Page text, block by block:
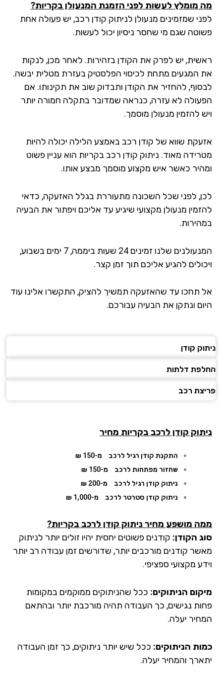
מה מומלץ לעשות לפני הזמנת המנעולן בקריות?
לפני שמזמינים מנעולן לניתוק קודן רכב, יש פעולה אחת
פשוטה שגם מי שחסר ניסיון יכול לעשות.
ראשית, יש לפרק את הקודן בזהירות. לאחר מכן, לנקות
את המגעים מתחת לכיסוי הפלסטיק בעזרת מטלית יבשה.
לבסוף, להחזיר את הקודן ותבדוק שוב את תקינותו. אם
הפעולה לא עזרה, כנראה שמדובר בתקלה חמורה יותר
ויש להזמין מנעולן מוסמך.
אזעקת שווא של קודן רכב באמצע הלילה יכולה להיות
מטרידה מאוד. ניתוק קודן רכב בקריות הוא עניין פשוט
ומהיר כאשר איש מקצוע מוסמך מבצע אותו.
לכן, לפני שכל השכונה מתעוררת בגלל האזעקה, כדאי
להזמין מנעולן מקצועי שיגיע עד אליכם ויפתור את הבעיה
במהירות.
המנעולנים שלנו זמינים 24 שעות ביממה, 7 ימים בשבוע,
ויכולים להגיע אליכם תוך זמן קצר.
אל תחכו עד שהאזעקה תמשיך להציק, התקשרו אלינו עוד
היום ונתקן את הבעיה עבורכם.
ניתוק קודן
החלפת דלתות
פריצת רכב
ניתוק קודן לרכב בקריות מחיר
התקנת קודן רגיל לרכב
מ-150 ₪
שחזור מפתחות לרכב
מ-150 ₪
ניתוק קודן רגיל לרכב
מ-200 ₪
ניתוק קודן סטרטר לרכב
מ-1,000 ₪
ממה מושפע מחיר ניתוק קודן לרכב בקריות?
סוג הקודן: קודנים פשוטים יחסית יהיו זולים יותר לניתוק
מאשר קודנים מורכבים יותר, שדורשים זמן עבודה רב יותר
וידע מקצועי ספציפי.
מיקום הניתוקים: ככל שהניתוקים ממוקמים במקומות
פחות נגישים, כך העבודה תהיה מורכבת יותר ובהתאם
המחיר יעלה.
כמות הניתוקים: ככל שיש יותר ניתוקים, כך זמן העבודה
יתארך והמחיר יעלה.